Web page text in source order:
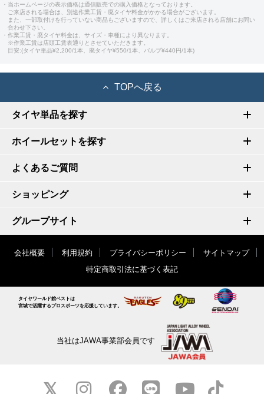
・当ホームページの表示価格は通信販売での購入価格となっております。
ご来店される場合は、別途作業工賃・廃タイヤ料金がかかる場合がございます。
また、一部取付けを行っていない商品もございますので、詳しくはご来店される店舗にお問い
合わせ下さい。
・作業工賃・廃タイヤ料金は、サイズ・車種により異なります。
※作業工賃は店頭工賃表通りとさせていただきます。
目安:(タイヤ単品¥2,200/1本、廃タイヤ¥550/1本、バルブ¥440円/1本)
TOPへ戻る
タイヤ単品を探す
ホイールセットを探す
よくあるご質問
ショッピング
グループサイト
会社概要 利用規約 プライバシーポリシー
サイトマップ
特定商取引法に基づく表記
タイヤワールド館ベストは
宮城で活躍するプロスポーツを応援しています。
当社はJAWA事業部会員です